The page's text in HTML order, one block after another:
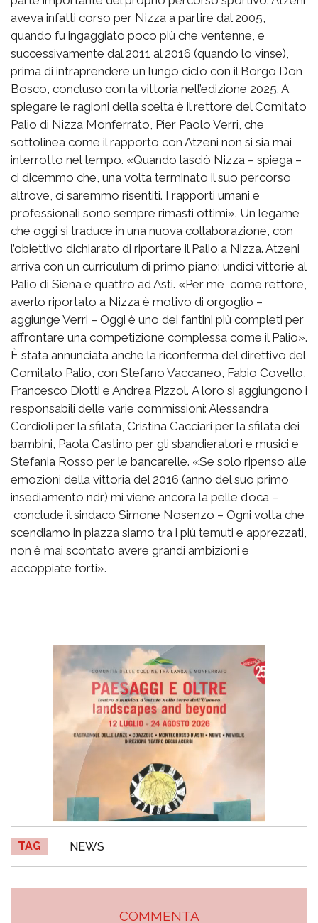
aveva infatti corso per Nizza a partire dal 2005,
quando fu ingaggiato poco più che ventenne, e
successivamente dal 2011 al 2016 (quando lo vinse),
prima di intraprendere un lungo ciclo con il Borgo Don
Bosco, concluso con la vittoria nell’edizione 2025. A
spiegare le ragioni della scelta è il rettore del Comitato
Palio di Nizza Monferrato, Pier Paolo Verri, che
sottolinea come il rapporto con Atzeni non si sia mai
interrotto nel tempo. «Quando lasciò Nizza – spiega –
ci dicemmo che, una volta terminato il suo percorso
altrove, ci saremmo risentiti. I rapporti umani e
professionali sono sempre rimasti ottimi». Un legame
che oggi si traduce in una nuova collaborazione, con
l’obiettivo dichiarato di riportare il Palio a Nizza. Atzeni
arriva con un curriculum di primo piano: undici vittorie al
Palio di Siena e quattro ad Asti. «Per me, come rettore,
averlo riportato a Nizza è motivo di orgoglio –
aggiunge Verri – Oggi è uno dei fantini più completi per
affrontare una competizione complessa come il Palio».
È stata annunciata anche la riconferma del direttivo del
Comitato Palio, con Stefano Vaccaneo, Fabio Covello,
Francesco Diotti e Andrea Pizzol. A loro si aggiungono i
responsabili delle varie commissioni: Alessandra
Cordioli per la sfilata, Cristina Cacciari per la sfilata dei
bambini, Paola Castino per gli sbandieratori e musici e
Stefania Rosso per le bancarelle. «Se solo ripenso alle
emozioni della vittoria del 2016 (anno del suo primo
insediamento ndr) mi viene ancora la pelle d’oca –
conclude il sindaco Simone Nosenzo – Ogni volta che
scendiamo in piazza siamo tra i più temuti e apprezzati,
non è mai scontato avere grandi ambizioni e
accoppiate forti».
TAG NEWS
COMMENTA